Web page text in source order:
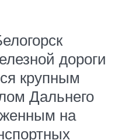
дороги
крупным
Дальнего
на